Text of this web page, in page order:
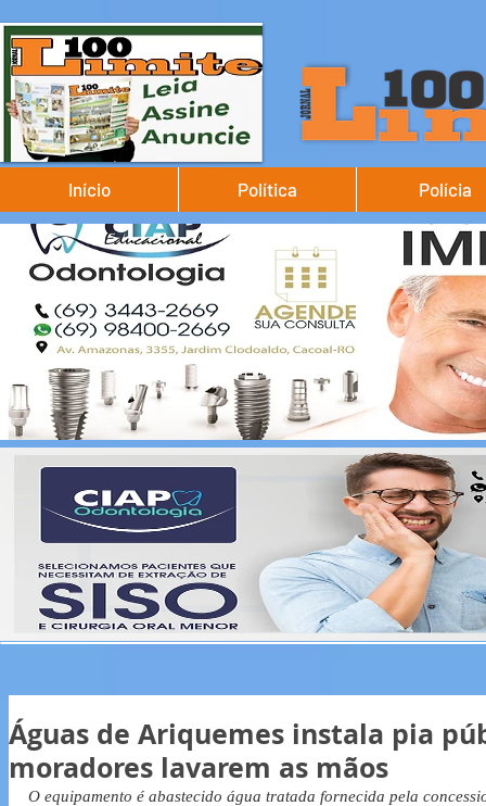
Início Política Polícia
Águas de Ariquemes instala pia
moradores lavarem as mãos
O equipamento é abastecido água tratada fornecida pela